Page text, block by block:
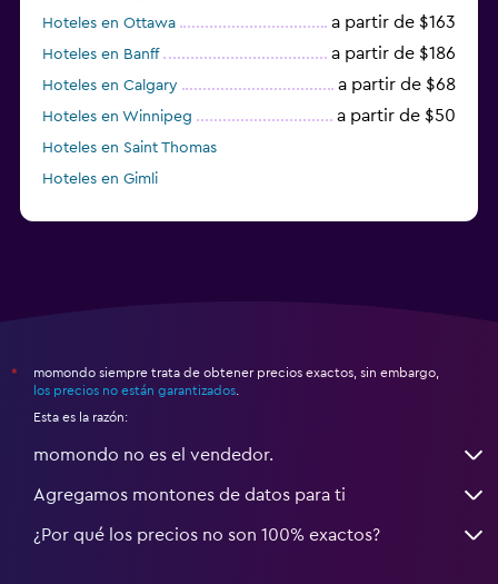
Hoteles en Ottawa a partir de $163
Hoteles en Banff a partir de $186
Hoteles en Calgary a partir de $68
Hoteles en Winnipeg a partir de $50
Hoteles en Saint Thomas
Hoteles en Gimli
*
momondo siempre trata de obtener precios exactos, sin embargo,
los precios no están garantizados
Esta es la razón:
momondo no es el vendedor.
Agregamos montones de datos para ti
¿Por qué los precios no son 100% exactos?